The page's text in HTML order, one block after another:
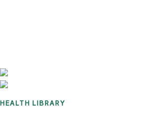
HEALTH LIBRARY